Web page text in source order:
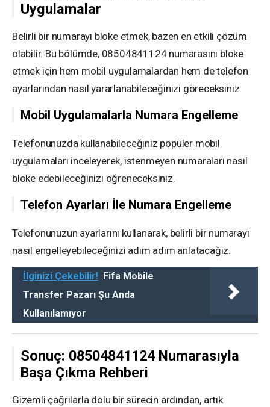
Uygulamalar
Belirli bir numarayı bloke etmek, bazen en etkili çözüm
olabilir. Bu bölümde, 08504841124 numarasını bloke
etmek için hem mobil uygulamalardan hem de telefon
ayarlarından nasıl yararlanabileceğinizi göreceksiniz.
Mobil Uygulamalarla Numara Engelleme
Telefonunuzda kullanabileceğiniz popüler mobil
uygulamaları inceleyerek, istenmeyen numaraları nasıl
bloke edebileceğinizi öğreneceksiniz.
Telefon Ayarları İle Numara Engelleme
Telefonunuzun ayarlarını kullanarak, belirli bir numarayı
nasıl engelleyebileceğinizi adım adım anlatacağız.
İlginizi Çekebilir! Fifa Mobile
Transfer Pazarı Şu Anda
Kullanılamıyor
Sonuç: 08504841124 Numarasıyla
Başa Çıkma Rehberi
Gizemli çağrılarla dolu bir sürecin ardından, artık